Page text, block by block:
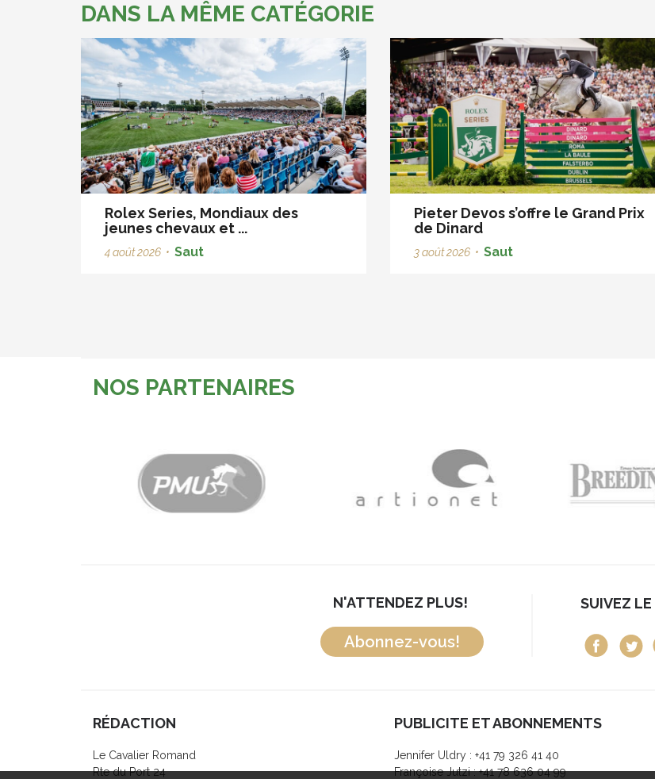
DANS LA MÊME CATÉGORIE
Rolex Series, Mondiaux des
jeunes chevaux et ...
4 août 2026 • Saut
Pieter Devos s’offre le Grand Prix
de Dinard
3 août 2026 • Saut
NOS PARTENAIRES
N'ATTENDEZ PLUS!
Abonnez-vous!
SUIVEZ LE
RÉDACTION
Le Cavalier Romand
Rte du Port 24
PUBLICITE ET ABONNEMENTS
Jennifer Uldry : +41 79 326 41 40
Françoise Jutzi : +41 78 636 04 99